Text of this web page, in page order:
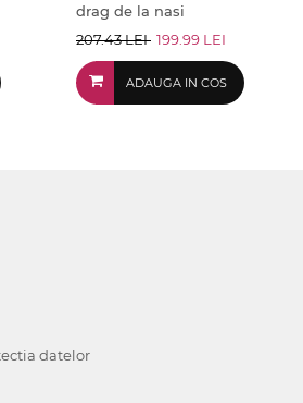
drag de la nasi
207.43 LEI 199.99 LEI
ADAUGA IN COS
datelor